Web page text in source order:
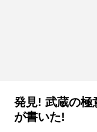
発見! 武蔵の
が書いた!